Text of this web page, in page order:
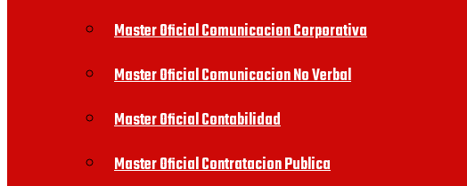
Master Oficial Comunicacion Corporativa
Master Oficial Comunicacion No Verbal
Master Oficial Contabilidad
Master Oficial Contratacion Publica